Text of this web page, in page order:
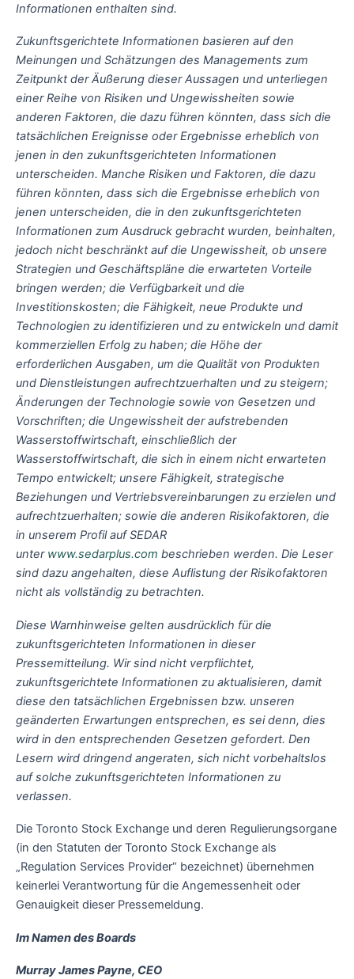
Informationen enthalten sind.
Zukunftsgerichtete Informationen basieren auf den
Meinungen und Schätzungen des Managements zum
Zeitpunkt der Äußerung dieser Aussagen und unterliegen
einer Reihe von Risiken und Ungewissheiten sowie
anderen Faktoren, die dazu führen könnten, dass sich die
tatsächlichen Ereignisse oder Ergebnisse erheblich von
jenen in den zukunftsgerichteten Informationen
unterscheiden. Manche Risiken und Faktoren, die dazu
führen könnten, dass sich die Ergebnisse erheblich von
jenen unterscheiden, die in den zukunftsgerichteten
Informationen zum Ausdruck gebracht wurden, beinhalten,
jedoch nicht beschränkt auf die Ungewissheit, ob unsere
Strategien und Geschäftspläne die erwarteten Vorteile
bringen werden; die Verfügbarkeit und die
Investitionskosten; die Fähigkeit, neue Produkte und
Technologien zu identifizieren und zu entwickeln und damit
kommerziellen Erfolg zu haben; die Höhe der
erforderlichen Ausgaben, um die Qualität von Produkten
und Dienstleistungen aufrechtzuerhalten und zu steigern;
Änderungen der Technologie sowie von Gesetzen und
Vorschriften; die Ungewissheit der aufstrebenden
Wasserstoffwirtschaft, einschließlich der
Wasserstoffwirtschaft, die sich in einem nicht erwarteten
Tempo entwickelt; unsere Fähigkeit, strategische
Beziehungen und Vertriebsvereinbarungen zu erzielen und
aufrechtzuerhalten; sowie die anderen Risikofaktoren, die
in unserem Profil auf SEDAR
unter www.sedarplus.com beschrieben werden. Die Leser
sind dazu angehalten, diese Auflistung der Risikofaktoren
nicht als vollständig zu betrachten.
Diese Warnhinweise gelten ausdrücklich für die
zukunftsgerichteten Informationen in dieser
Pressemitteilung. Wir sind nicht verpflichtet,
zukunftsgerichtete Informationen zu aktualisieren, damit
diese den tatsächlichen Ergebnissen bzw. unseren
geänderten Erwartungen entsprechen, es sei denn, dies
wird in den entsprechenden Gesetzen gefordert. Den
Lesern wird dringend angeraten, sich nicht vorbehaltslos
auf solche zukunftsgerichteten Informationen zu
verlassen.
Die Toronto Stock Exchange und deren Regulierungsorgane
(in den Statuten der Toronto Stock Exchange als
„Regulation Services Provider“ bezeichnet) übernehmen
keinerlei Verantwortung für die Angemessenheit oder
Genauigkeit dieser Pressemeldung.
Im Namen des Boards
Murray James Payne, CEO